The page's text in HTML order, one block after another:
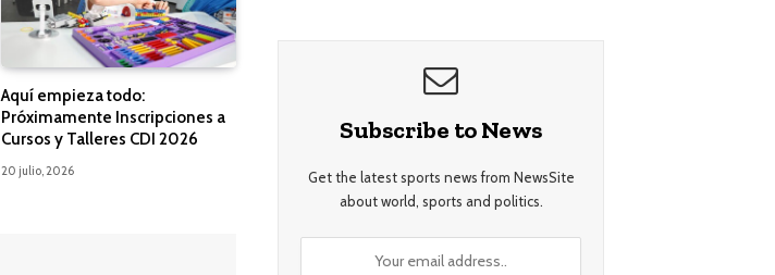
Aquí empieza todo:
Próximamente Inscripciones a
Cursos y Talleres CDI 2026
20 julio, 2026
Subscribe to News
Get the latest sports news from NewsSite
about world, sports and politics.